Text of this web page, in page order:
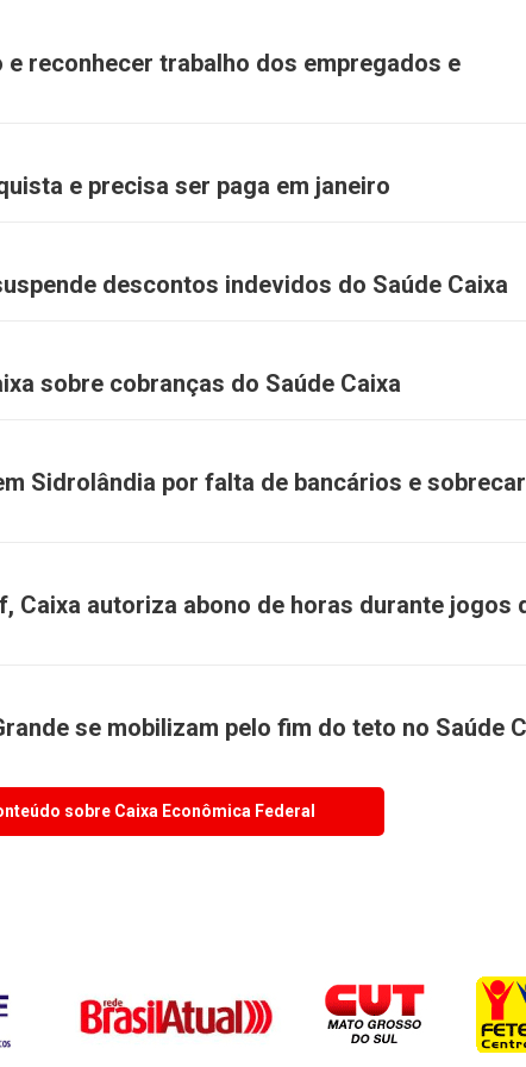
reconhecer trabalho dos empregados e
e precisa ser paga em janeiro
descontos indevidos do Saúde Caixa
sobre cobranças do Saúde Caixa
Sidrolândia por falta de bancários e
Caixa autoriza abono de horas durante jogos
se mobilizam pelo fim do teto no Saúde
sobre Caixa Econômica Federal